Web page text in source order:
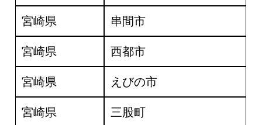
宮崎県 串間市
宮崎県 西都市
宮崎県 えびの市
宮崎県 三股町